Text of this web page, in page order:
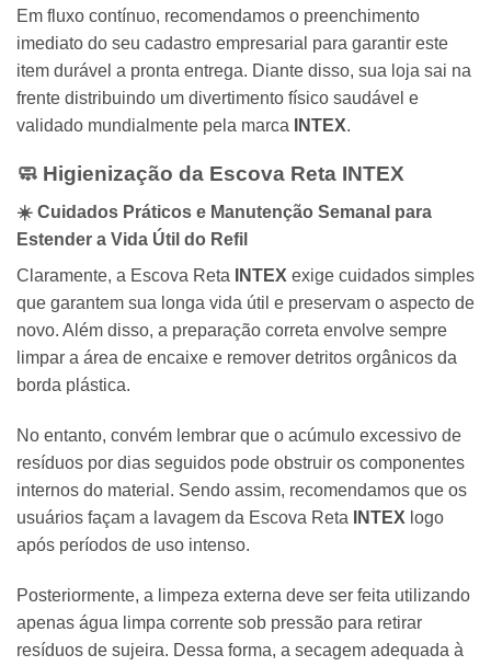
Em fluxo contínuo, recomendamos o preenchimento
imediato do seu cadastro empresarial para garantir este
item durável a pronta entrega. Diante disso, sua loja sai na
frente distribuindo um divertimento físico saudável e
validado mundialmente pela marca
INTEX.
🧼 Higienização da Escova Reta INTEX
☀️ Cuidados Práticos e Manutenção Semanal para
Estender a Vida Útil do Refil
Claramente, a Escova Reta
INTEX exige cuidados simples
que garantem sua longa vida útil e preservam o aspecto de
novo. Além disso, a preparação correta envolve sempre
limpar a área de encaixe e remover detritos orgânicos da
borda plástica.
No entanto, convém lembrar que o acúmulo excessivo de
resíduos por dias seguidos pode obstruir os componentes
internos do material. Sendo assim, recomendamos que os
usuários façam a lavagem da Escova Reta
INTEX logo
após períodos de uso intenso.
Posteriormente, a limpeza externa deve ser feita utilizando
apenas água limpa corrente sob pressão para retirar
resíduos de sujeira. Dessa forma, a secagem adequada à